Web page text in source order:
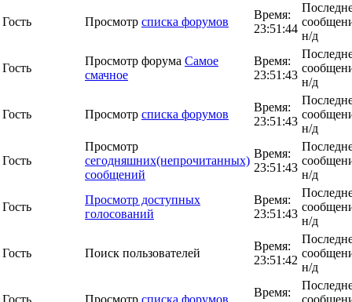
Гость Просмотр списка форумов
Время:
23:51:44
н/д
Гость
Просмотр форума Самое
смачное
Время:
23:51:43
н/д
Гость Просмотр списка форумов
Время:
23:51:43
н/д
Гость
Просмотр
сегодняшних(непрочитанных)
сообщений
Время:
23:51:43
н/д
Гость
Просмотр доступных
голосований
Время:
23:51:43
н/д
Гость Поиск пользователей
Время:
23:51:42
н/д
Гость Просмотр списка форумов
Время: